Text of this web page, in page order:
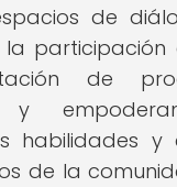
de
participación
de
y
habilidades y
de la